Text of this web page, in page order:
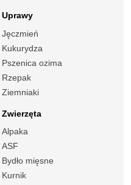
Uprawy
Jęczmień
Kukurydza
Pszenica ozima
Rzepak
Ziemniaki
Zwierzęta
Alpaka
ASF
Bydło mięsne
Kurnik